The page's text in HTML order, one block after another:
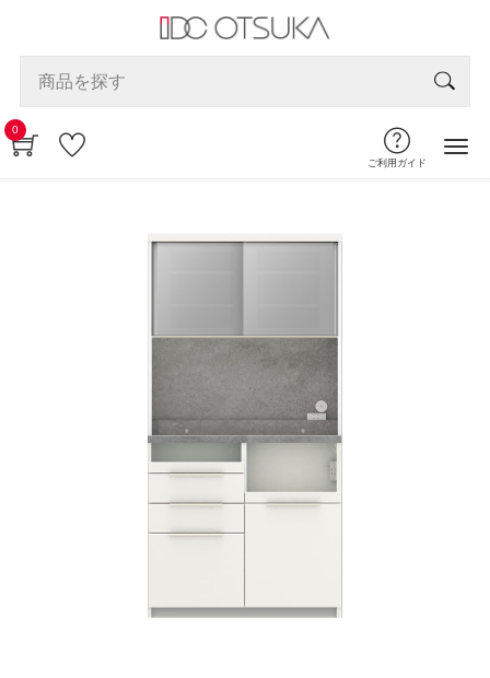
0
ご利用ガイド